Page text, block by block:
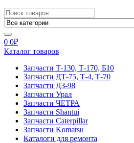
Search
for:
0 0₽
Каталог товаров
Запчасти Т-130, Т-170, Б10
Запчасти ДТ-75, Т-4, Т-70
Запчасти ДЗ-98
Запчасти Урал
Запчасти ЧЕТРА
Запчасти Shantui
Запчасти Caterpillar
Запчасти Komatsu
Каталоги для ремонта